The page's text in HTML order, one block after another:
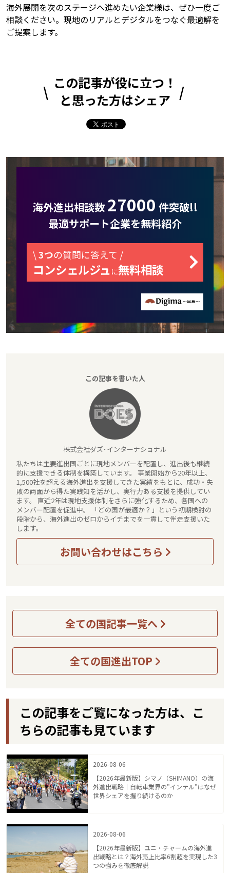
海外展開を次のステージへ進めたい企業様は、ぜひ一度ご
相談ください。現地のリアルとデジタルをつなぐ最適解を
ご提案します。
この記事が役に立つ！
と思った方はシェア
海外進出相談数 27000 件突破!!
最適サポート企業を無料紹介
\3つの質問に答えて /
コンシェルジュ に無料相談
この記事を書いた人
株式会社ダズ･インターナショナル
私たちは主要進出国ごとに現地メンバーを配置し、進出後も継続
的に支援できる体制を構築しています。 事業開始から20年以上、
1,500社を超える海外進出を支援してきた実績をもとに、成功・失
敗の両面から得た実践知を活かし、実行力ある支援を提供してい
ます。 直近2年は現地支援体制をさらに強化するため、各国への
メンバー配置を促進中。 「どの国が最適か？」という初期検討の
段階から、海外進出のゼロからイチまでを一貫して伴走支援いた
します。
お問い合わせはこちら
全ての国記事一覧へ
全ての国進出TOP
この記事をご覧になった方は、こ
ちらの記事も見ています
2026-08-06
【2026年最新版】シマノ（SHIMANO）の海
外進出戦略｜自転車業界の"インテル"はなぜ
世界シェアを握り続けるのか
2026-08-06
【2026年最新版】ユニ・チャームの海外進
出戦略とは？海外売上比率6割超を実現した3
つの強みを徹底解説